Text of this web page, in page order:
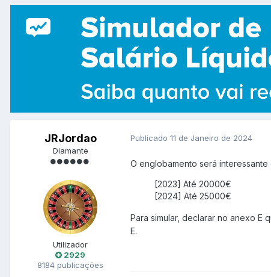
JRJordao
Diamante
Utilizador
2929
8184 publicações
Publicado 11 de Janeiro de 2024
O englobamento será
[2023] Até 20000€
[2024] Até 25000€
Para simular, declarar no anexo E
E.